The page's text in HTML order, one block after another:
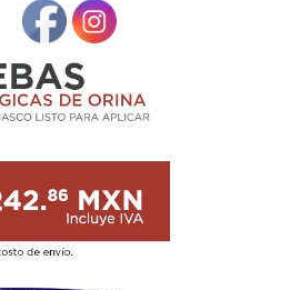
82-39-0303-06
Piezas
923.24
MXN